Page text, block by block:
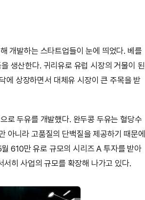
개발하는 스타트업들이 눈에 띄었다. 베를
생산한다. 귀리유로 유럽 시장의 거물이 된
상장하면서 대체유 시장이 큰 주목을 받
로 두유를 개발했다. 완두콩 두유는 혈당수
아니라 고품질의 단백질을 제공하기 때문에
610만 유로 규모의 시리즈 A 투자를 받아
히 사업의 규모를 확장해 나가고 있다.